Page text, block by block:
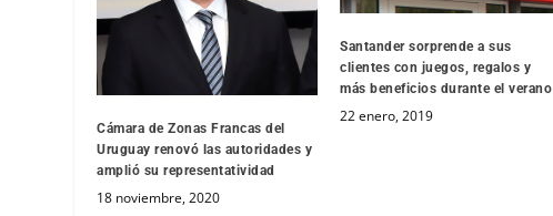
Cámara de Zonas Francas del
Uruguay renovó las autoridades y
amplió su representatividad
18 noviembre, 2020
Santander sorprende a sus
clientes con juegos, regalos y
más beneficios durante el verano
22 enero, 2019